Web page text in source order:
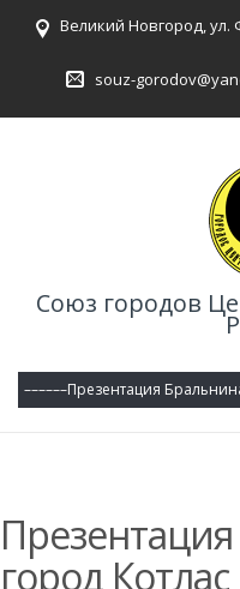
Великий Новгород, ул.
souz-
Союз городов
город Котлас